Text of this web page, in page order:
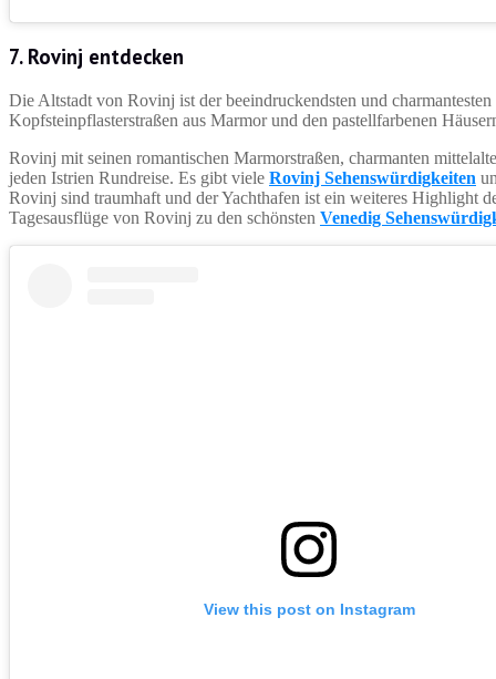
7. Rovinj entdecken
Die Altstadt von Rovinj ist der beeindruckendsten und
Kopfsteinpflasterstraßen aus Marmor und den pastellfarbenen
Rovinj mit seinen romantischen Marmorstraßen, charmanten
jeden Istrien Rundreise. Es gibt viele Rovinj Sehenswürdigkeiten
Rovinj sind traumhaft und der Yachthafen ist ein weiteres Highlight
Tagesausflüge von Rovinj zu den schönsten Venedig
View this post on Instagram